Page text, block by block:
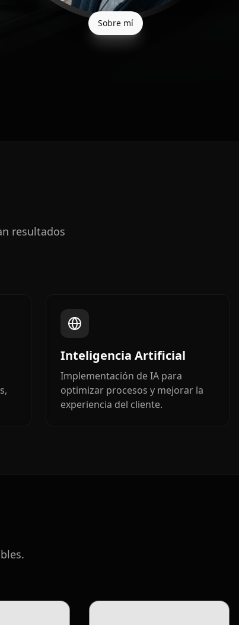
Sobre mí
resultados
Inteligencia Artificial
Implementación de IA para
optimizar procesos y mejorar la
experiencia del cliente.